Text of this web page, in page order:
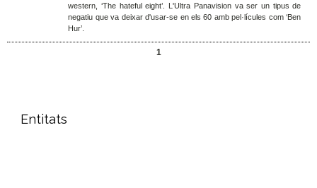
western, ‘The hateful eight’. L'Ultra Panavision va ser un tipus de
negatiu que va deixar d'usar-se en els 60 amb pel·lícules com ‘Ben
Hur’.
1
Entitats